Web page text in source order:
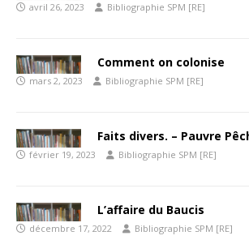
avril 26, 2023 Bibliographie SPM [RE]
Comment on colonise
mars 2, 2023 Bibliographie SPM [RE]
Faits divers. – Pauvre
février 19, 2023 Bibliographie SPM [RE]
L’affaire du Baucis
décembre 17, 2022 Bibliographie SPM [RE]